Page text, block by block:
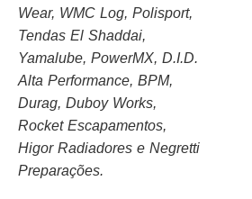
Wear, WMC Log, Polisport,
Tendas El Shaddai,
Yamalube, PowerMX, D.I.D.
Alta Performance, BPM,
Durag, Duboy Works,
Rocket Escapamentos,
Higor Radiadores e Negretti
Preparações.